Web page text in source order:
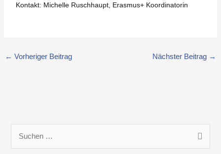
Kontakt: Michelle Ruschhaupt, Erasmus+ Koordinatorin
← Vorheriger Beitrag Nächster Beitrag →